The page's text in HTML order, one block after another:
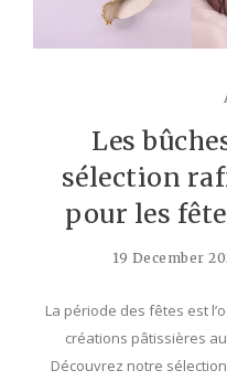
Les
sélection
pour les
19 December
La période des fêtes est
créations pâtissières
Découvrez notre